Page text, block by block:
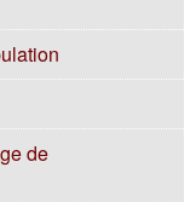
de